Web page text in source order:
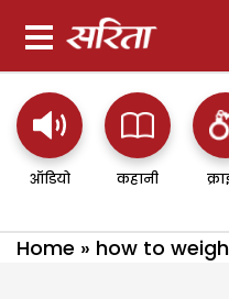
ऑडियो कहानी
Home » how to